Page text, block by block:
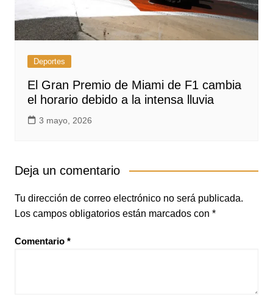
Deportes
El Gran Premio de Miami de F1 cambia
el horario debido a la intensa lluvia
3 mayo, 2026
Deja un comentario
Tu dirección de correo electrónico no será publicada.
Los campos obligatorios están marcados con *
Comentario *